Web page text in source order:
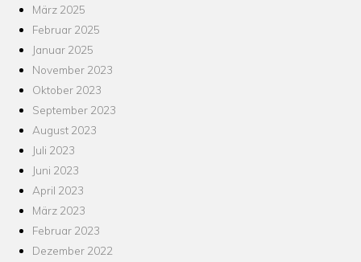
März 2025
Februar 2025
Januar 2025
November 2023
Oktober 2023
September 2023
August 2023
Juli 2023
Juni 2023
April 2023
März 2023
Februar 2023
Dezember 2022